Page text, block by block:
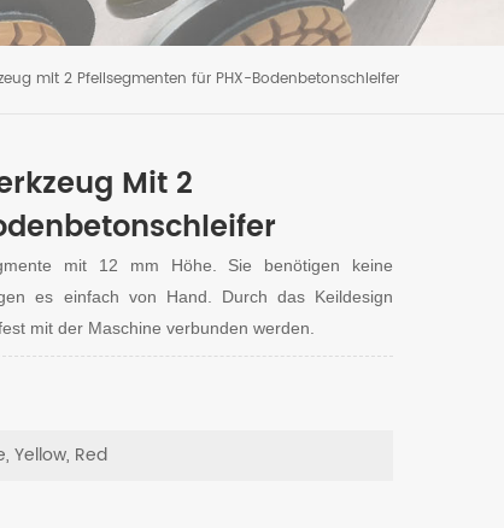
mit 2 Pfeilsegmenten für PHX-Bodenbetonschleifer
Mit 2
mit 12 mm Höhe. Sie benötigen keine
es einfach von Hand. Durch das Keildesign
mit der Maschine verbunden werden.
Yellow, Red